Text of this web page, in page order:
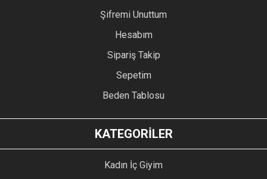
Şifremi Unuttum
Hesabım
Sipariş Takip
Sepetim
Beden Tablosu
KATEGORİLER
Kadın İç Giyim